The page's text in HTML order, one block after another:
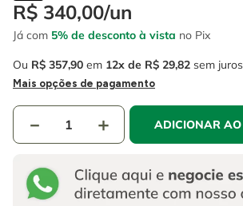
R$ 340,00/un
Já com 5% de desconto à vista no Pix
Ou R$ 357,90 em 12 R$ 29,82 sem juros
Mais opções de pagamento
＋
－ ADICIONAR
6 º fio
7º serra copo
8º disco corte
luva
º escada
º serra circular
º fio
disco corte
luva